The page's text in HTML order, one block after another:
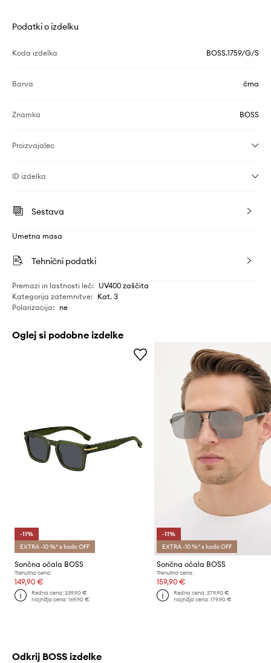
Podatki o izdelku
Koda izdelka BOSS.1759/G/S
Barva črna
Znamka BOSS
Proizvajalec
ID izdelka
Sestava
Umetna masa
Tehnični podatki
Premazi in lastnosti leč: UV400 zaščita
Kategorija zatemnitve: Kat. 3
Polarizacija: ne
Oglej si podobne izdelke
-11%
EXTRA -10 %* s kodo OFF
Sončna očala BOSS
Trenutna cena:
149,90 €
Redna cena:239,90 €
Najnižja cena:169,90 €
-11%
EXTRA -10 %* s kodo OFF
Sončna očala BOSS
Trenutna cena:
159,90 €
Redna cena: 279,90 €
Najnižja cena: 179,90 €
Odkrij BOSS izdelke